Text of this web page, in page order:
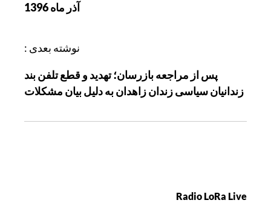
ش
ه
آذر ماه 1396
نوشته بعدی :
پس از مراجعه بازرسان؛ تهدید و قطع تلفن بند
زندانیان سیاسی زندان زاهدان به دلیل بیان مشکلات
Radio LoRa Live